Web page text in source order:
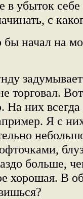
в убыток
с
начал на
торговал.
них
Я с
больше,
хорошая. В